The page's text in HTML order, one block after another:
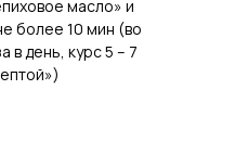
масло» и
более 10 мин (во
в день, курс 5 – 7